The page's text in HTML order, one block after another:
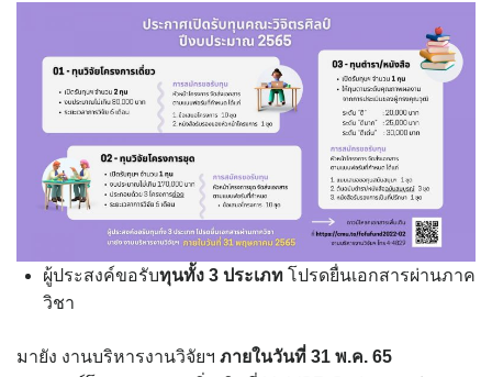
ดาวน์โหลดเอกสารเพิ่มเติม
ติดต่อเรา
ทุนวิจัย
คณะวิจิตรศิลป์ เปิดรับทุนวิจัย/ ทุนหนังสือ-ตำราปีงบประมาณ 2565
(เพิ่มเติม) 3 ประเภท
ทุนของคณะวิจิตรศิลป์ ปีงบประมาณ 2565
ผู้ประสงค์ขอรับทุนทั้ง 3 ประเภท โปรดยื่นเอกสารผ่านภาค
วิชา
มายัง งานบริหารงานวิจัยฯ ภายในวันที่ 31 พ.ค. 65